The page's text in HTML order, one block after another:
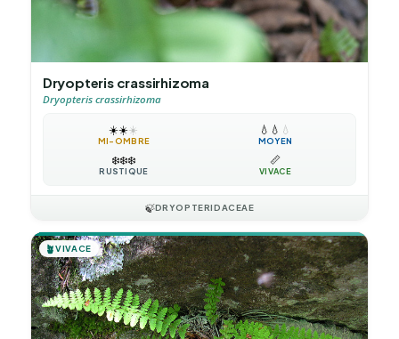
Dryopteris crassirhizoma
Dryopteris crassirhizoma
☀️☀️☀️
MI-OMBRE
💧 💧 💧
MOYEN
❄️❄️❄️
RUSTIQUE
📏
VIVACE
🍃DRYOPTERIDACEAE
🪴VIVACE